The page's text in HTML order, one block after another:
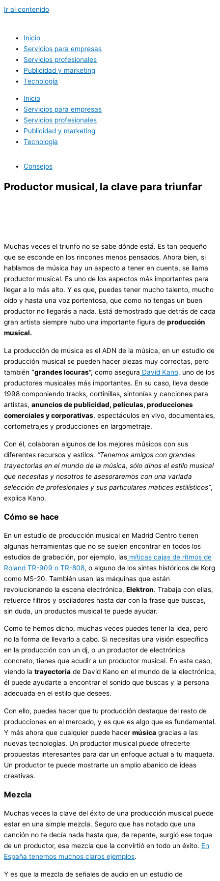
Ir al contenido
Inicio
Servicios para empresas
Servicios profesionales
Publicidad y marketing
Tecnología
Inicio
Servicios para empresas
Servicios profesionales
Publicidad y marketing
Tecnología
Consejos
Productor musical, la clave para triunfar
Muchas veces el triunfo no se sabe dónde está. Es tan pequeño
que se esconde en los rincones menos pensados. Ahora bien, si
hablamos de música hay un aspecto a tener en cuenta, se llama
productor musical. Es uno de los aspectos más importantes para
llegar a lo más alto. Y es que, puedes tener mucho talento, mucho
oído y hasta una voz portentosa, que como no tengas un buen
productor no llegarás a nada. Está demostrado que detrás de cada
gran artista siempre hubo una importante figura de producción
musical.
La producción de música es el ADN de la música, en un estudio de
producción musical se pueden hacer piezas muy correctas, pero
también “grandes locuras”, como asegura David Kano, uno de los
productores musicales más importantes. En su caso, lleva desde
1998 componiendo tracks, cortinillas, sintonías y canciones para
artistas, anuncios de publicidad, películas, producciones
comerciales y corporativas, espectáculos en vivo, documentales,
cortometrajes y producciones en largometraje.
Con él, colaboran algunos de los mejores músicos con sus
diferentes recursos y estilos. “Tenemos amigos con grandes
trayectorias en el mundo de la música, sólo dinos el estilo musical
que necesitas y nosotros te asesoraremos con una variada
selección de profesionales y sus particulares matices estilísticos”,
explica Kano.
Cómo se hace
En un estudio de producción musical en Madrid Centro tienen
algunas herramientas que no se suelen encontrar en todos los
estudios de grabación, por ejemplo, las míticas cajas de ritmos de
Roland TR-909 o TR-808, o alguno de los sintes históricos de Korg
como MS-20. También usan las máquinas que están
revolucionando la escena electrónica, Elektron. Trabaja con ellas,
retuerce filtros y osciladores hasta dar con la frase que buscas,
sin duda, un productos musical te puede ayudar.
Como te hemos dicho, muchas veces puedes tener la idea, pero
no la forma de llevarlo a cabo. Si necesitas una visión específica
en la producción con un dj, o un productor de electrónica
concreto, tienes que acudir a un productor musical. En este caso,
viendo la trayectoria de David Kano en el mundo de la electrónica,
él puede ayudarte a encontrar el sonido que buscas y la persona
adecuada en el estilo que desees.
Con ello, puedes hacer que tu producción destaque del resto de
producciones en el mercado, y es que es algo que es fundamental.
Y más ahora que cualquier puede hacer música gracias a las
nuevas tecnologías. Un productor musical puede ofrecerte
propuestas interesantes para dar un enfoque actual a tu maqueta.
Un productor te puede mostrarte un amplio abanico de ideas
creativas.
Mezcla
Muchas veces la clave del éxito de una producción musical puede
estar en una simple mezcla. Seguro que has notado que una
canción no te decía nada hasta que, de repente, surgió ese toque
de un productor, esa mezcla que la convirtió en todo un éxito. En
España tenemos muchos claros ejemplos.
Y es que la mezcla de señales de audio en un estudio de